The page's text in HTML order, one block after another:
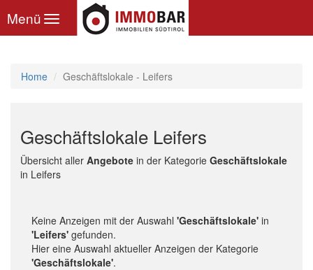
Toggle
navigation
Menü
Home Geschäftslokale - Leifers
Geschäftslokale Leifers
Übersicht aller Angebote in der Kategorie Geschäftslokale
in Leifers
Keine Anzeigen mit der Auswahl 'Geschäftslokale' in
'Leifers' gefunden.
Hier eine Auswahl aktueller Anzeigen der Kategorie
'Geschäftslokale'.